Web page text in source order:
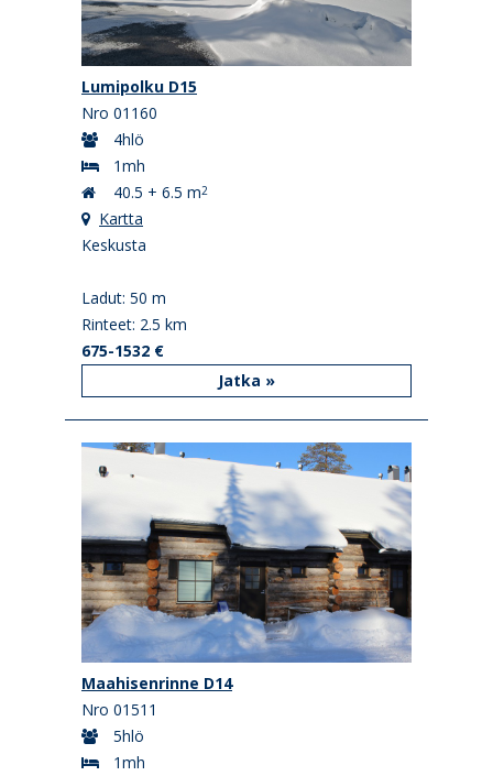
Lumipolku D15
Nro 01160
4hlö
1mh
40.5 + 6.5 m2
Kartta
Keskusta
Ladut: 50 m
Rinteet: 2.5 km
675-1532 €
Jatka »
Maahisenrinne D14
Nro 01511
5hlö
1mh